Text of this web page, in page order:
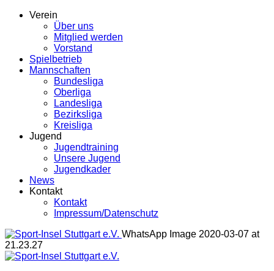
Verein
Über uns
Mitglied werden
Vorstand
Spielbetrieb
Mannschaften
Bundesliga
Oberliga
Landesliga
Bezirksliga
Kreisliga
Jugend
Jugendtraining
Unsere Jugend
Jugendkader
News
Kontakt
Kontakt
Impressum/Datenschutz
WhatsApp Image 2020-03-07 at
21.23.27